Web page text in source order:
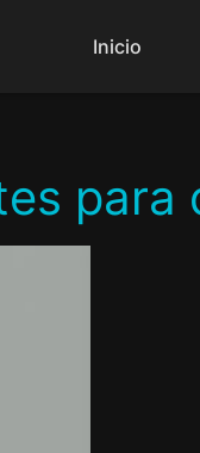
Inicio
para